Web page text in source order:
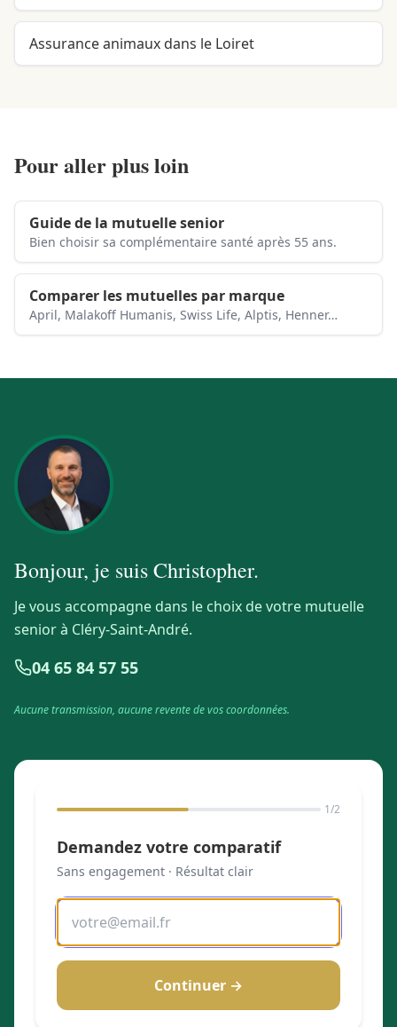
Assurance animaux dans le Loiret
Pour aller plus loin
Guide de la mutuelle senior
Bien choisir sa complémentaire santé après 55 ans.
Comparer les mutuelles par marque
April, Malakoff Humanis, Swiss Life, Alptis, Henner…
Bonjour, je suisChristopher.
Je vous accompagne dans le choix de votre mutuelle
senior à Cléry-Saint-André.
04 65 84 57 55
Aucune transmission, aucune revente de vos coordonnées.
1/2
Demandez votre comparatif
Sans engagement · Résultat clair
Continuer →